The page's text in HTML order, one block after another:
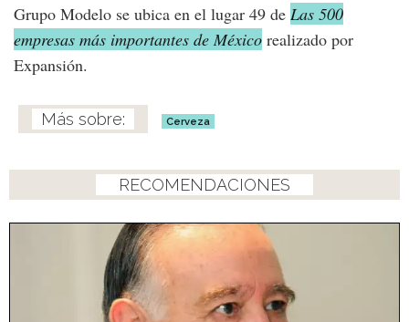
Grupo Modelo se ubica en el lugar 49 de Las 500
empresas más importantes de México realizado por
Expansión.
Cerveza
RECOMENDACIONES